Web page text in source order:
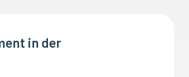
in der